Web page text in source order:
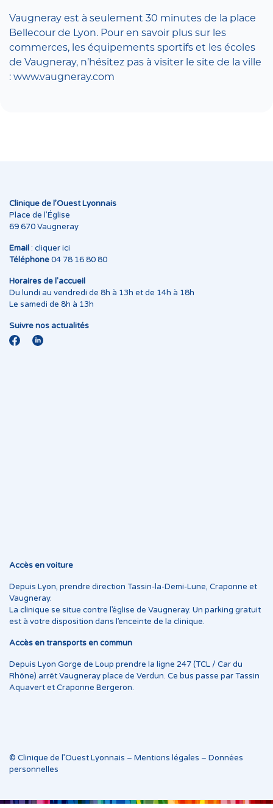
Vaugneray est à seulement 30 minutes de la place
Bellecour de Lyon. Pour en savoir plus sur les
commerces, les équipements sportifs et les écoles
de Vaugneray, n’hésitez pas à visiter le site de la ville
: www.vaugneray.com
Clinique de l’Ouest Lyonnais
Place de l’Église
69 670 Vaugneray
Email : cliquer ici
Téléphone04 78 16 80 80
Horaires de l’accueil
Du lundi au vendredi de 8h à 13h et de 14h à 18h
Le samedi de 8h à 13h
Suivre nos actualités
Accès en voiture
Depuis Lyon, prendre direction Tassin-la-Demi-Lune, Craponne et
Vaugneray.
La clinique se situe contre l’église de Vaugneray. Un parking gratuit
est à votre disposition dans l’enceinte de la clinique.
Accès en transports en commun
Depuis Lyon Gorge de Loup prendre la ligne 247 (TCL / Car du
Rhône) arrêt Vaugneray place de Verdun. Ce bus passe par Tassin
Aquavert et Craponne Bergeron.
© Clinique de l’Ouest Lyonnais – Mentions légales – Données
personnelles